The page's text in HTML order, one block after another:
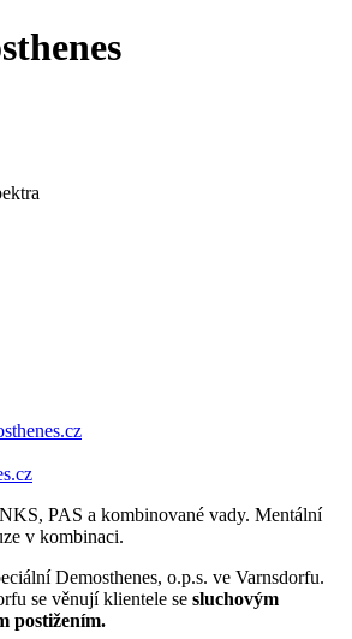
PAS a kombinované vady. Mentální
v kombinaci.
Demosthenes, o.p.s. ve Varnsdorfu.
se věnují klientele se sluchovým
postižením.